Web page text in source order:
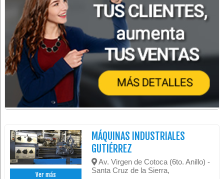
Ver más
MÁQUINAS INDUSTRIALES
GUTIÉRREZ
Av. Virgen de Cotoca (6to. Anillo) -
Santa Cruz de la Sierra,